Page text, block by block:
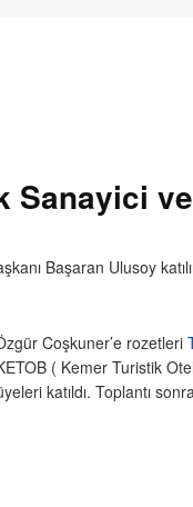
Sanayici
Başaran Ulusoy
Coşkuner’e rozetleri
( Kemer Turistik
katıldı. Toplantı